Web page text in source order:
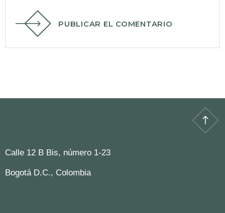
PUBLICAR EL COMENTARIO
Calle 12 B Bis, número 1-23
Bogotá D.C., Colombia